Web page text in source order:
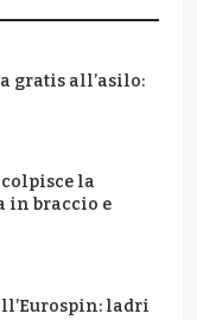
gratis all’asilo:
la
in braccio e
ladri